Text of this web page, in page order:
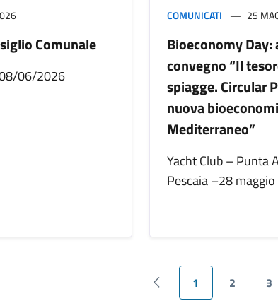
Comunale
06/2026
COMUNICATI 25
Bioeconomy Day:
convegno “Il
spiagge. Circular
nuova
Mediterraneo”
Yacht Club – Punta
Pescaia –28
Pagina precedente
1 2 3